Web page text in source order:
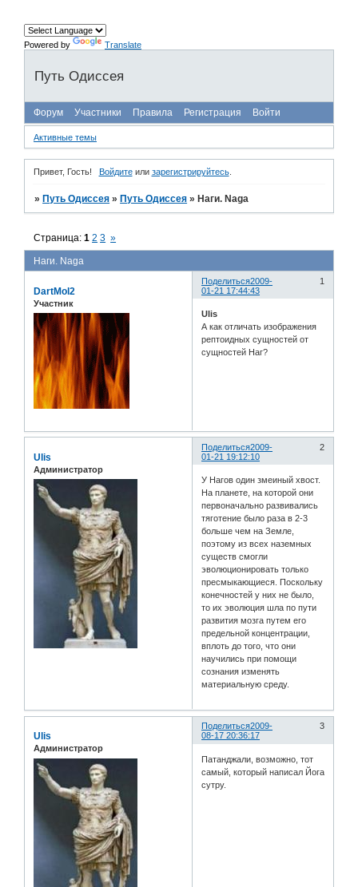
Powered by Translate
Путь Одиссея
Форум Участники Правила Регистрация Войти
Активные темы
Привет, Гость! Войдитеили зарегистрируйтесь.
» Путь Одиссея » Путь Одиссея » Наги. Naga
Наги. Naga
Страница:1 2 3 »
Поделиться 1
2009-
01-21 17:44:43
DartMol2
Участник
Ulis
А как отличать изображения
рептоидных сущностей от
сущностей Наг?
Поделиться 2
2009-
01-21 19:12:10
Ulis
Администратор
У Нагов один змеиный хвост.
На планете, на которой они
первоначально развивались
тяготение было раза в 2-3
больше чем на Земле,
поэтому из всех наземных
существ смогли
эволюционировать только
пресмыкающиеся. Поскольку
конечностей у них не было,
то их эволюция шла по пути
развития мозга путем его
предельной концентрации,
вплоть до того, что они
научились при помощи
сознания изменять
материальную среду.
Поделиться 3
2009-
08-17 20:36:17
Ulis
Администратор
Патанджали, возможно, тот
самый, который написал Йога
сутру.